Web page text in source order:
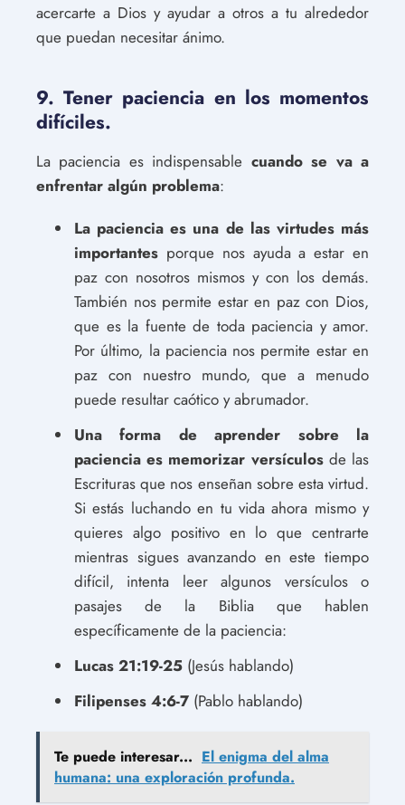
acercarte a Dios y ayudar a otros a tu alrededor
que puedan necesitar ánimo.
9. Tener paciencia en los momentos
difíciles.
La paciencia es indispensable cuando se va a
enfrentar algún problema:
La paciencia es una de las virtudes más
importantes porque nos ayuda a estar en
paz con nosotros mismos y con los demás.
También nos permite estar en paz con Dios,
que es la fuente de toda paciencia y amor.
Por último, la paciencia nos permite estar en
paz con nuestro mundo, que a menudo
puede resultar caótico y abrumador.
Una forma de aprender sobre la
paciencia es memorizar versículosde las
Escrituras que nos enseñan sobre esta virtud.
Si estás luchando en tu vida ahora mismo y
quieres algo positivo en lo que centrarte
mientras sigues avanzando en este tiempo
difícil, intenta leer algunos versículos o
pasajes de la Biblia que hablen
específicamente de la paciencia:
Lucas 21:19-25 (Jesús hablando)
Filipenses 4:6-7 (Pablo hablando)
Te puede interesar... El enigma del alma
humana: una exploración profunda.